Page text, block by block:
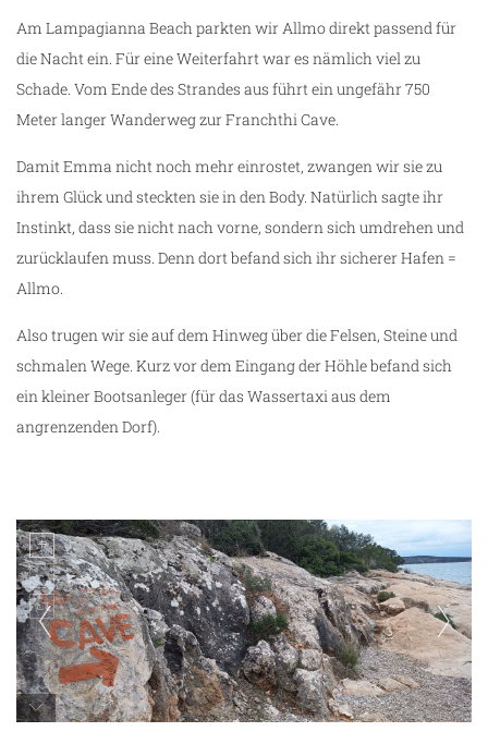
Am Lampagianna Beach parkten wir Allmo direkt passend für
die Nacht ein. Für eine Weiterfahrt war es nämlich viel zu
Schade. Vom Ende des Strandes aus führt ein ungefähr 750
Meter langer Wanderweg zur Franchthi Cave.
Damit Emma nicht noch mehr einrostet, zwangen wir sie zu
ihrem Glück und steckten sie in den Body. Natürlich sagte ihr
Instinkt, dass sie nicht nach vorne, sondern sich umdrehen und
zurücklaufen muss. Denn dort befand sich ihr sicherer Hafen =
Allmo.
Also trugen wir sie auf dem Hinweg über die Felsen, Steine und
schmalen Wege. Kurz vor dem Eingang der Höhle befand sich
ein kleiner Bootsanleger (für das Wassertaxi aus dem
angrenzenden Dorf).